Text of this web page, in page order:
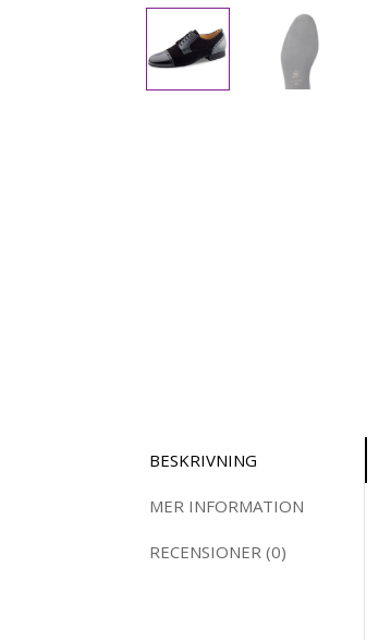
BESKRIVNING
MER INFORMATION
RECENSIONER (0)